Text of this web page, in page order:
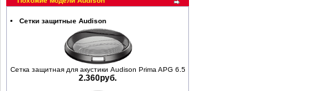
Сетки защитные Audison
Сетка защитная для акустики Audison Prima APG 6.5
2.360руб.